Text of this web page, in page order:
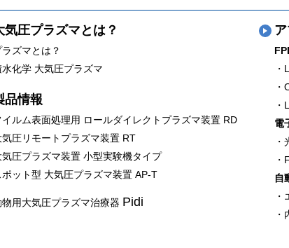
気圧プラズマとは？
ラズマとは？
水化学 大気圧プラズマ
品情報
イルム表面処理用 ロールダイレクトプラズマ装置 RD
気圧リモートプラズマ装置 RT
気圧プラズマ装置 小型実験機タイプ
ポット型 大気圧プラズマ装置 AP-T
物用大気圧プラズマ治療器 Pidi
・
・
電
自
・